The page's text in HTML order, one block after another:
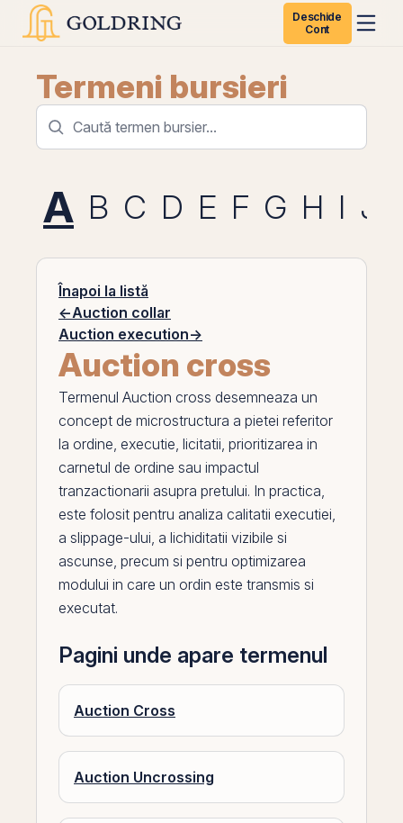
Deschide
Cont
Termeni bursieri
A B C D E F G H I J
Înapoi la listă
←Auction collar
Auction execution→
Auction cross
Termenul Auction cross desemneaza un
concept de microstructura a pietei referitor
la ordine, executie, licitatii, prioritizarea in
carnetul de ordine sau impactul
tranzactionarii asupra pretului. In practica,
este folosit pentru analiza calitatii executiei,
a slippage-ului, a lichiditatii vizibile si
ascunse, precum si pentru optimizarea
modului in care un ordin este transmis si
executat.
Pagini unde apare termenul
Auction Cross
Auction Uncrossing